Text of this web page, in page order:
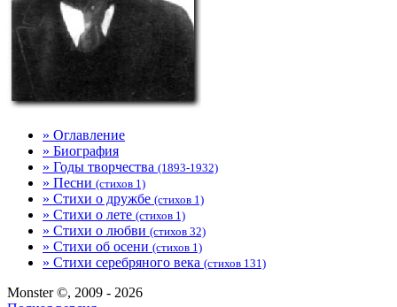
» Оглавление
» Биография
» Годы творчества (1893-1932)
» Песни (стихов 1)
» Стихи о дружбе (стихов 1)
» Стихи о лете (стихов 1)
» Стихи о любви (стихов 32)
» Стихи об осени (стихов 1)
» Стихи серебряного века (стихов 131)
Monster ©, 2009 - 2026